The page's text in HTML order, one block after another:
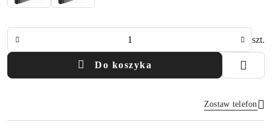
szt.
Do koszyka
Zostaw telefon